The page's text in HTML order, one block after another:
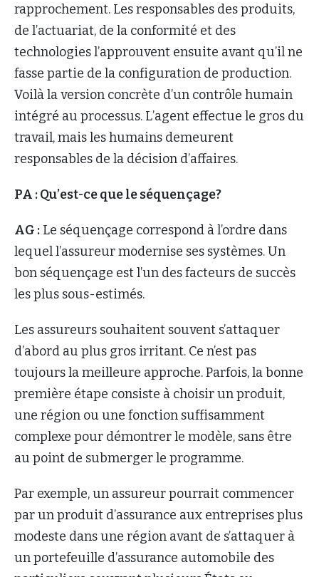
rapprochement. Les responsables des produits,
de l’actuariat, de la conformité et des
technologies l’approuvent ensuite avant qu’il ne
fasse partie de la configuration de production.
Voilà la version concrète d’un contrôle humain
intégré au processus. L’agent effectue le gros du
travail, mais les humains demeurent
responsables de la décision d’affaires.
PA : Qu’est-ce que le séquençage?
AG : Le séquençage correspond à l’ordre dans
lequel l’assureur modernise ses systèmes. Un
bon séquençage est l’un des facteurs de succès
les plus sous-estimés.
Les assureurs souhaitent souvent s’attaquer
d’abord au plus gros irritant. Ce n’est pas
toujours la meilleure approche. Parfois, la bonne
première étape consiste à choisir un produit,
une région ou une fonction suffisamment
complexe pour démontrer le modèle, sans être
au point de submerger le programme.
Par exemple, un assureur pourrait commencer
par un produit d’assurance aux entreprises plus
modeste dans une région avant de s’attaquer à
un portefeuille d’assurance automobile des